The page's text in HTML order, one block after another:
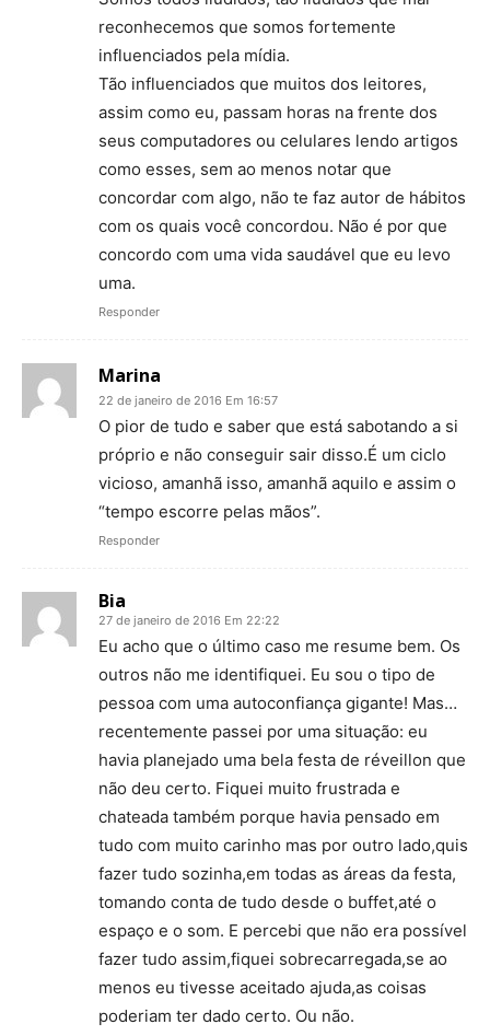
reconhecemos que somos fortemente
influenciados pela mídia.
Tão influenciados que muitos dos leitores,
assim como eu, passam horas na frente dos
seus computadores ou celulares lendo artigos
como esses, sem ao menos notar que
concordar com algo, não te faz autor de hábitos
com os quais você concordou. Não é por que
concordo com uma vida saudável que eu levo
uma.
Responder
Marina
22 de janeiro de 2016 Em 16:57
O pior de tudo e saber que está sabotando a si
próprio e não conseguir sair disso.É um ciclo
vicioso, amanhã isso, amanhã aquilo e assim o
“tempo escorre pelas mãos”.
Responder
Bia
27 de janeiro de 2016 Em 22:22
Eu acho que o último caso me resume bem. Os
outros não me identifiquei. Eu sou o tipo de
pessoa com uma autoconfiança gigante! Mas…
recentemente passei por uma situação: eu
havia planejado uma bela festa de réveillon que
não deu certo. Fiquei muito frustrada e
chateada também porque havia pensado em
tudo com muito carinho mas por outro lado,quis
fazer tudo sozinha,em todas as áreas da festa,
tomando conta de tudo desde o buffet,até o
espaço e o som. E percebi que não era possível
fazer tudo assim,fiquei sobrecarregada,se ao
menos eu tivesse aceitado ajuda,as coisas
poderiam ter dado certo. Ou não.